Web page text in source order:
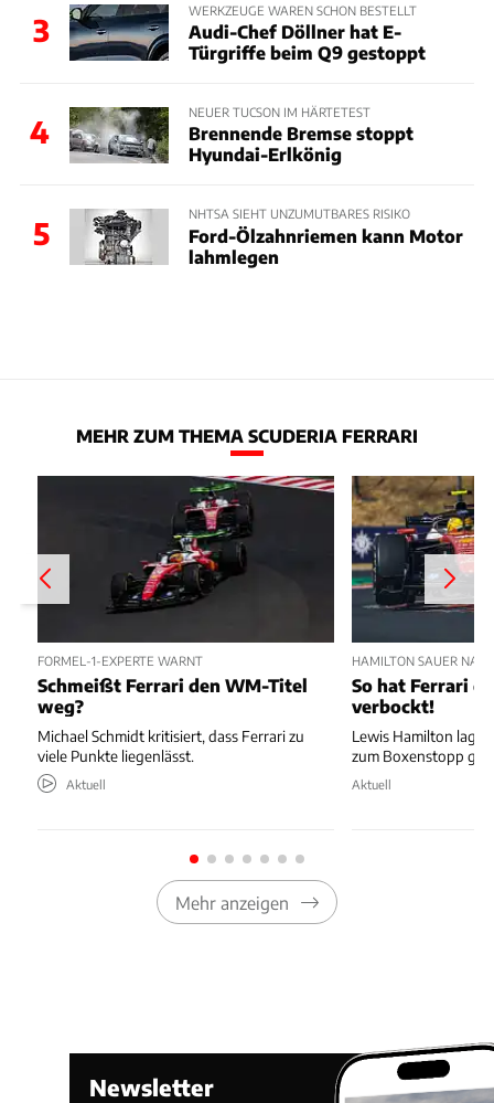
3
WERKZEUGE WAREN SCHON BESTELLT
Audi-Chef Döllner hat E-
Türgriffe beim Q9 gestoppt
4
NEUER TUCSON IM HÄRTETEST
Brennende Bremse stoppt
Hyundai-Erlkönig
5
NHTSA SIEHT UNZUMUTBARES RISIKO
Ford-Ölzahnriemen kann Motor
lahmlegen
MEHR ZUM THEMA SCUDERIA FERRARI
FORMEL-1-EXPERTE WARNT
Schmeißt Ferrari den WM-Titel
weg?
Michael Schmidt kritisiert, dass Ferrari zu
viele Punkte liegenlässt.
Aktuell
HAMILTON SAUER
So hat Ferrari
verbockt!
Lewis Hamilton lag
zum Boxenstopp
Aktuell
Mehr anzeigen
Newsletter